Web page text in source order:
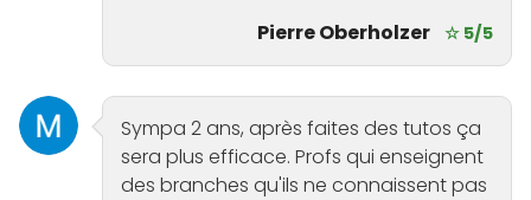
Pierre Oberholzer ☆ 5/5
Sympa 2 ans, après faites des tutos ça
sera plus efficace. Profs qui enseignent
des branches qu'ils ne connaissent pas